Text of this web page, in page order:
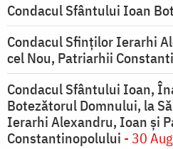
Condacul Sfântului Ioan
Condacul Sfinţilor Ierarhi
cel Nou, Patriarhii
Condacul Sfântului Ioan,
Botezătorul Domnului, la
Ierarhi Alexandru, Ioan şi
Constantinopolului - 30